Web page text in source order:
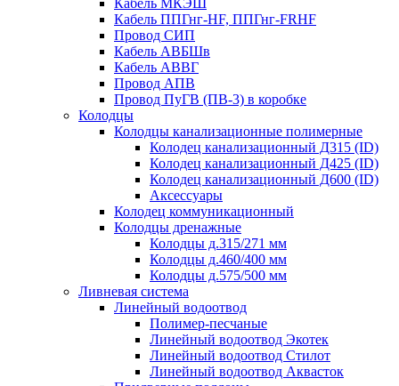
Кабель ППГнг-HF, ППГнг-FRHF
Провод СИП
Кабель АВБШв
Кабель АВВГ
Провод АПВ
Провод ПуГВ (ПВ-3) в коробке
Колодцы
Колодцы канализационные полимерные
Колодец канализационный Д315 (ID)
Колодец канализационный Д425 (ID)
Колодец канализационный Д600 (ID)
Аксессуары
Колодец коммуникационный
Колодцы дренажные
Колодцы д.315/271 мм
Колодцы д.460/400 мм
Колодцы д.575/500 мм
Ливневая система
Линейный водоотвод
Полимер-песчаные
Линейный водоотвод Экотек
Линейный водоотвод Стилот
Линейный водоотвод Аквасток